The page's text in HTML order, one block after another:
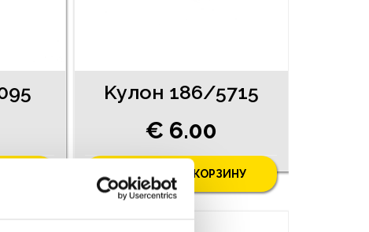
Kyлoн 186/5715
€ 6.00
ДОБАВИТЬ В КОРЗИНУ